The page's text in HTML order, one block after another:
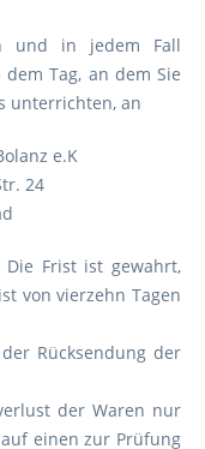
und in jedem Fall
Tag, an dem Sie
unterrichten, an
e.K
24
Frist ist gewahrt,
von vierzehn Tagen
Rücksendung der
der Waren nur
einen zur Prüfung